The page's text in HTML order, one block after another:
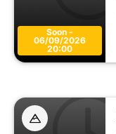
Soon -
06/09/2026
20:00